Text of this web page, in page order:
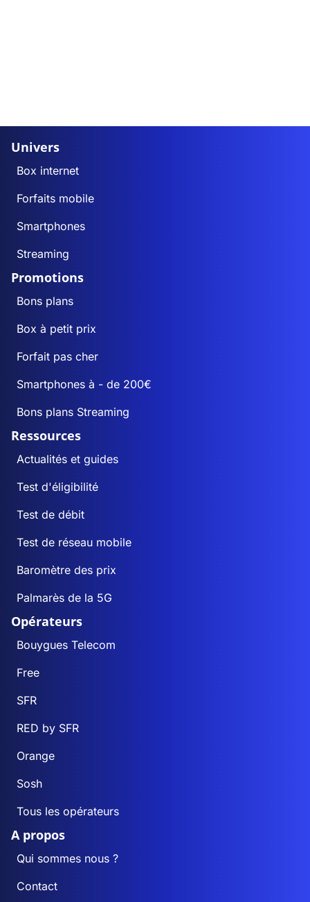
Univers
Box internet
Forfaits mobile
Smartphones
Streaming
Promotions
Bons plans
Box à petit prix
Forfait pas cher
Smartphones à - de 200€
Bons plans Streaming
Ressources
Actualités et guides
Test d'éligibilité
Test de débit
Test de réseau mobile
Baromètre des prix
Palmarès de la 5G
Opérateurs
Bouygues Telecom
Free
SFR
RED by SFR
Orange
Sosh
Tous les opérateurs
A propos
Qui sommes nous ?
Contact